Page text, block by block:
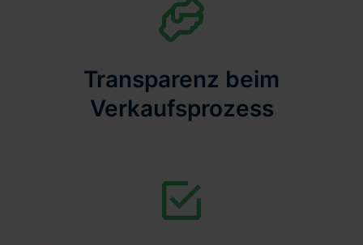
Transparenz beim
Verkaufsprozess